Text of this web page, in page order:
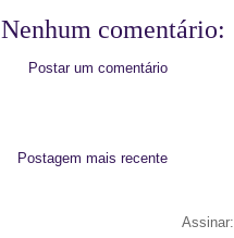
Nenhum comentário:
Postar um comentário
Postagem mais recente
Assinar: